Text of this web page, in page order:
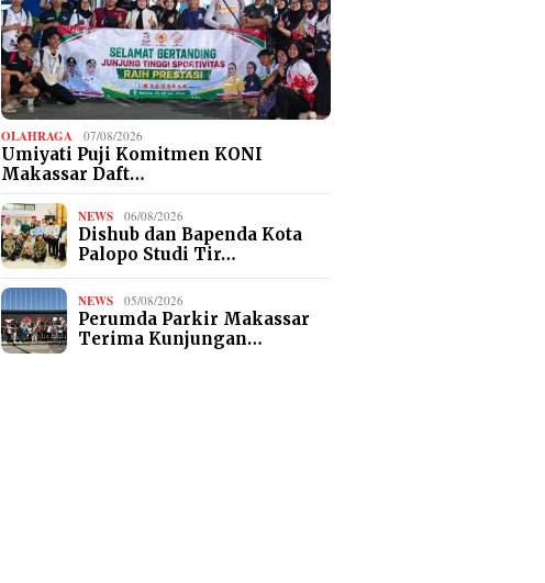
OLAHRAGA 07/08/2026
Umiyati Puji Komitmen KONI
Makassar Daft…
NEWS 06/08/2026
Dishub dan Bapenda Kota
Palopo Studi Tir…
NEWS 05/08/2026
Perumda Parkir Makassar
Terima Kunjungan…